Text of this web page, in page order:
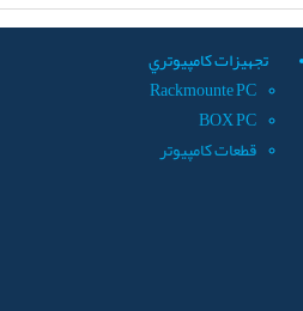
تجهيزات کامپيوتري
Rackmounte PC
BOX PC
قطعات کامپيوتر